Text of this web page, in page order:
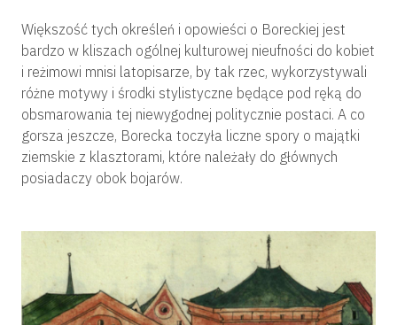
Większość tych określeń i opowieści o Boreckiej jest
bardzo w kliszach ogólnej kulturowej nieufności do kobiet
i reżimowi mnisi latopisarze, by tak rzec, wykorzystywali
różne motywy i środki stylistyczne będące pod ręką do
obsmarowania tej niewygodnej politycznie postaci. A co
gorsza jeszcze, Borecka toczyła liczne spory o majątki
ziemskie z klasztorami, które należały do głównych
posiadaczy obok bojarów.